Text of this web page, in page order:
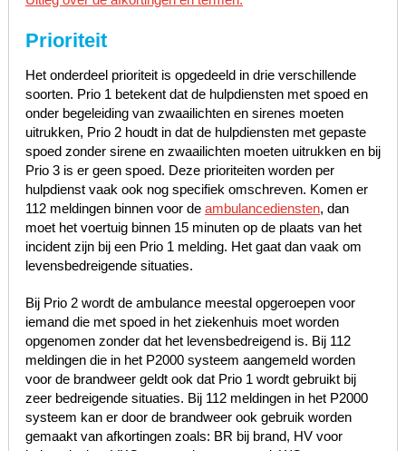
Prioriteit
Het onderdeel prioriteit is opgedeeld in drie verschillende
soorten. Prio 1 betekent dat de hulpdiensten met spoed en
onder begeleiding van zwaailichten en sirenes moeten
uitrukken, Prio 2 houdt in dat de hulpdiensten met gepaste
spoed zonder sirene en zwaailichten moeten uitrukken en bij
Prio 3 is er geen spoed. Deze prioriteiten worden per
hulpdienst vaak ook nog specifiek omschreven. Komen er
112 meldingen binnen voor de ambulancediensten, dan
moet het voertuig binnen 15 minuten op de plaats van het
incident zijn bij een Prio 1 melding. Het gaat dan vaak om
levensbedreigende situaties.
Bij Prio 2 wordt de ambulance meestal opgeroepen voor
iemand die met spoed in het ziekenhuis moet worden
opgenomen zonder dat het levensbedreigend is. Bij 112
meldingen die in het P2000 systeem aangemeld worden
voor de brandweer geldt ook dat Prio 1 wordt gebruikt bij
zeer bedreigende situaties. Bij 112 meldingen in het P2000
systeem kan er door de brandweer ook gebruik worden
gemaakt van afkortingen zoals: BR bij brand, HV voor